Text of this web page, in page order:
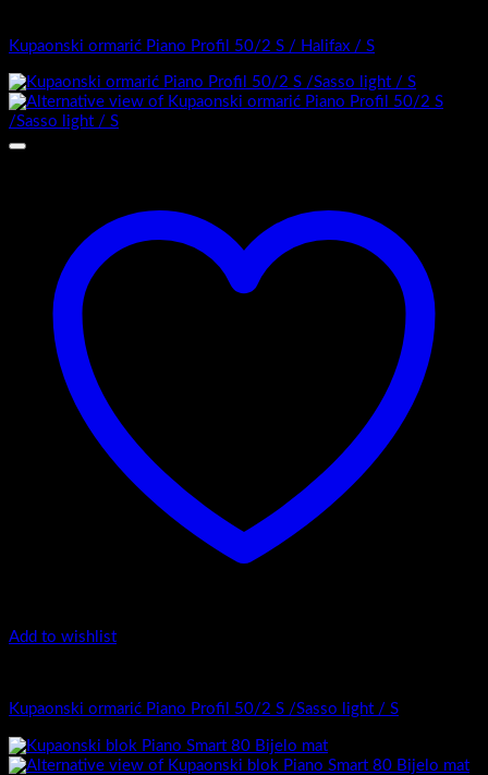
Kupaonski ormarić Piano Profil 50/2 S / Halifax / S
Add to wishlist
Kupaonski ormarić Piano Profil 50/2 S /Sasso light / S